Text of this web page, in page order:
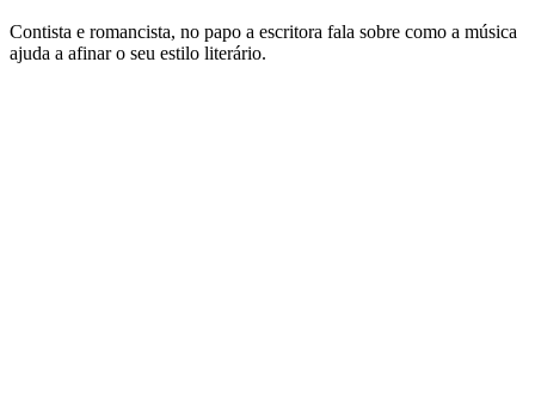
Contista e romancista, no papo a escritora fala sobre como a música
ajuda a afinar o seu estilo literário.